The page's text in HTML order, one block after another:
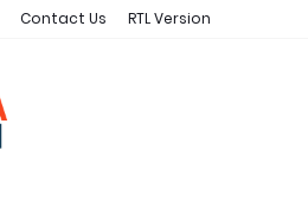
Contact Us RTL Version